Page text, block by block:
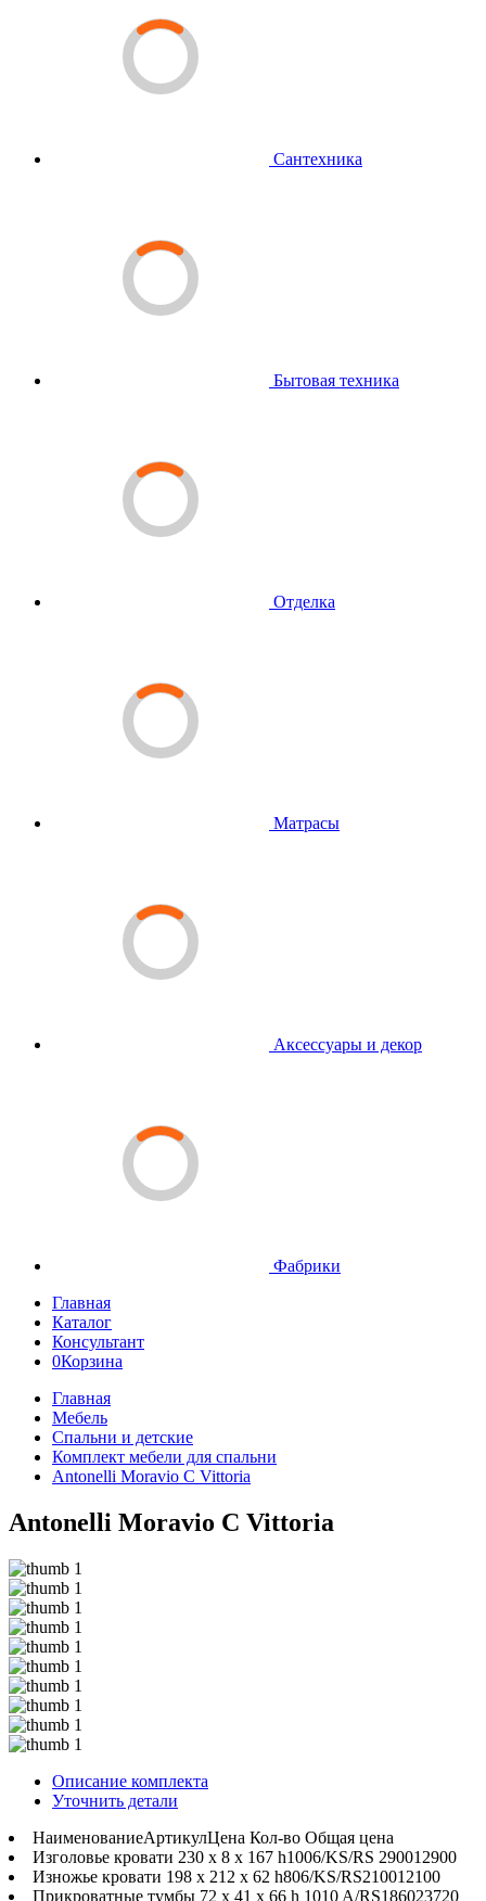
Сантехника
Бытовая техника
Отделка
Матрасы
Аксессуары и декор
Фабрики
Главная
Каталог
Консультант
0Корзина
Главная
Мебель
Спальни и детские
Комплект мебели для спальни
Antonelli Moravio C Vittoria
Antonelli Moravio C Vittoria
Описание комплекта
Уточнить детали
НаименованиеАртикулЦена Кол-во Общая цена
Изголовье кровати 230 x 8 x 167 h1006/KS/RS 29001 2900
Изножье кровати 198 x 212 x 62 h806/KS/RS21001 2100
Прикроватные тумбы 72 x 41 x 66 h 1010 A/RS186023720